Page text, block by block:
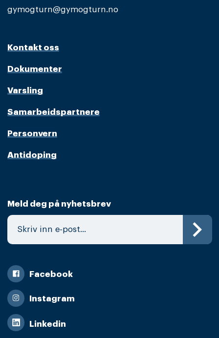
gymogturn@gymogturn.no
Kontakt oss
Dokumenter
Varsling
Samarbeidspartnere
Personvern
Antidoping
Meld deg på nyhetsbrev
Facebook
Instagram
Linkedin